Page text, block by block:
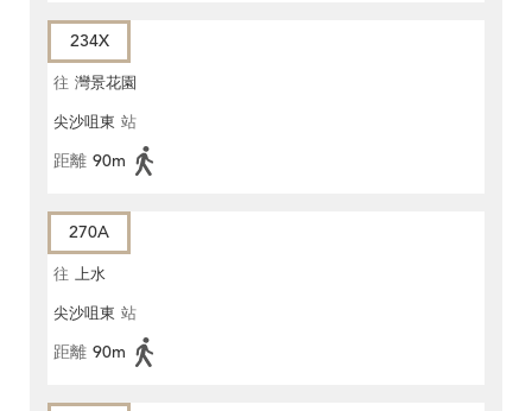
234X
往 灣景花園
尖沙咀東 站
距離 90m
270A
往 上水
尖沙咀東 站
距離 90m